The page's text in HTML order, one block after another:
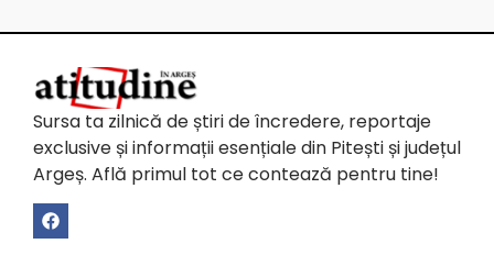
Sursa ta zilnică de știri de încredere, reportaje
exclusive și informații esențiale din Pitești și județul
Argeș. Află primul tot ce contează pentru tine!